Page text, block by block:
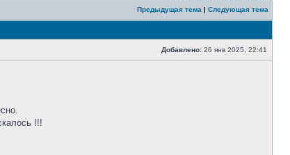
Предыдущая тема | Следующая тема
Добавлено: 26 янв 2025, 22:41
!!!